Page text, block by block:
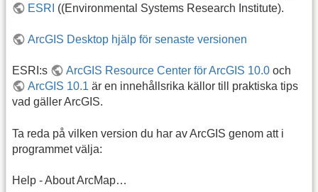
ESRI ((Environmental Systems Research Institute).
ArcGIS Desktop hjälp för senaste versionen
ESRI:s ArcGIS Resource Center för ArcGIS 10.0 och
ArcGIS 10.1 är en innehållsrika källor till praktiska tips
vad gäller ArcGIS.
Ta reda på vilken version du har av ArcGIS genom att i
programmet välja:
Help - About ArcMap…